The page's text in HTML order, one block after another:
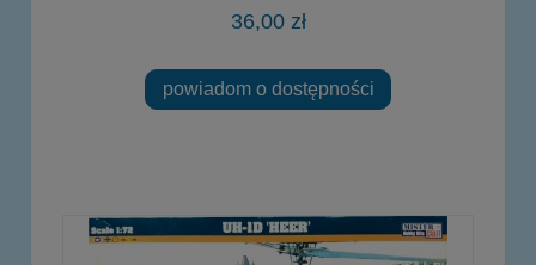
36,00 zł
powiadom o dostępności